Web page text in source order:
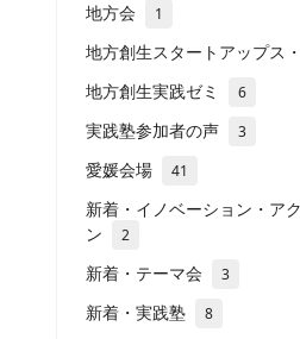
地方会 1
地方創生スタートアップス
地方創生実践ゼミ 6
実践塾参加者の声 3
愛媛会場 41
新着・イノベーション・ア
ン
2
新着・テーマ会 3
新着・実践塾 8